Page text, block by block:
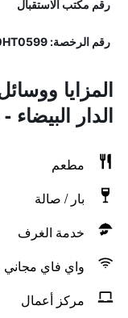
رقم مكتب الاستقبال
رقم الرخصة: 20000HT0599
المزايا
الدار
مطعم
بار / صالة
خدمة الغرف
واي فاي مجاني
مركز أعمال